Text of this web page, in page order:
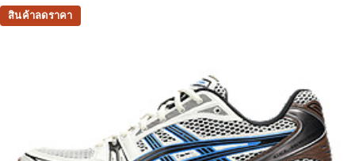
GEL™ technology cushioning provides excellent shock
absorption
The sockliner is produced with the solution dyeing
process that reduces water usage by approximately
33% and carbon emissions by approximately 45%
compared to the conventional dyeing technology
สินค้าลดราคา